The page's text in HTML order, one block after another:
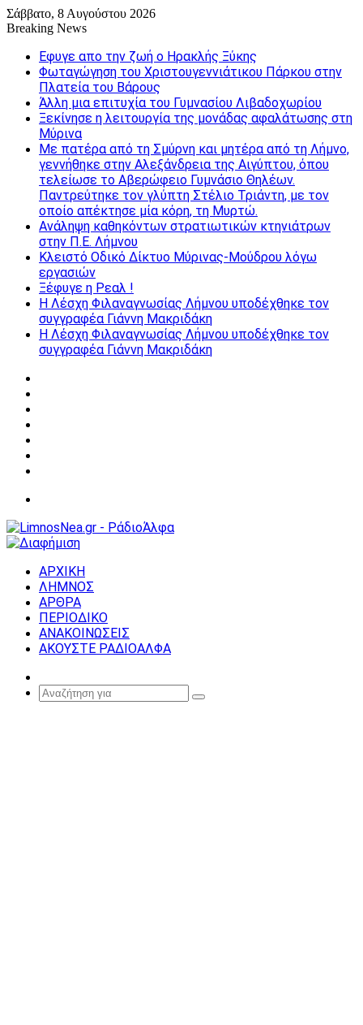
Σάββατο, 8 Αυγούστου 2026
Breaking News
Εφυγε απο την ζωή o Ηρακλής Ξύκης
Φωταγώγηση του Χριστουγεννιάτικου Πάρκου στην
Πλατεία του Βάρους
Άλλη μια επιτυχία του Γυμνασίου Λιβαδοχωρίου
Ξεκίνησε η λειτουργία της μονάδας αφαλάτωσης στη
Μύρινα
Με πατέρα από τη Σμύρνη και μητέρα από τη Λήμνο,
γεννήθηκε στην Αλεξάνδρεια της Αιγύπτου, όπου
τελείωσε το Αβερώφειο Γυμνάσιο Θηλέων.
Παντρεύτηκε τον γλύπτη Στέλιο Τριάντη, με τον
οποίο απέκτησε μία κόρη, τη Μυρτώ.
Ανάληψη καθηκόντων στρατιωτικών κτηνιάτρων
στην Π.Ε. Λήμνου
Κλειστό Οδικό Δίκτυο Μύρινας-Μούδρου λόγω
εργασιών
Ξέφυγε η Ρεαλ !
Η Λέσχη Φιλαναγνωσίας Λήμνου υποδέχθηκε τον
συγγραφέα Γιάννη Μακριδάκη
Η Λέσχη Φιλαναγνωσίας Λήμνου υποδέχθηκε τον
συγγραφέα Γιάννη Μακριδάκη
ΑΡΧΙΚΗ
ΛΗΜΝΟΣ
ΑΡΘΡΑ
ΠΕΡΙΟΔΙΚΟ
ΑΝΑΚΟΙΝΩΣΕΙΣ
ΑΚΟΥΣΤΕ ΡΑΔΙΟΑΛΦΑ
Article
Αναζήτηση